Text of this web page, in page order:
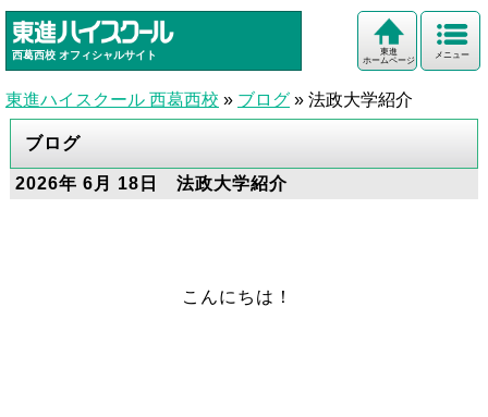
西葛西校 オフィシャルサイト メニュー
東進
ホームページ
東進ハイスクール 西葛西校 » ブログ » 法政大学紹介
ブログ
2026年 6月 18日 法政大学紹介
こんにちは！